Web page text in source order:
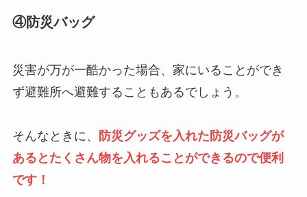
④防災バッグ
災害が万が一酷かった場合、家にいることができ
ず避難所へ避難することもあるでしょう。
そんなときに、
防災グッズを入れた防災バッグが
あるとたくさん物を入れることができるので便利
です！